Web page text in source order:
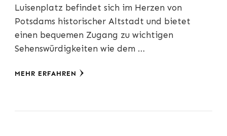
Luisenplatz befindet sich im Herzen von
Potsdams historischer Altstadt und bietet
einen bequemen Zugang zu wichtigen
Sehenswürdigkeiten wie dem …
MEHR ERFAHREN